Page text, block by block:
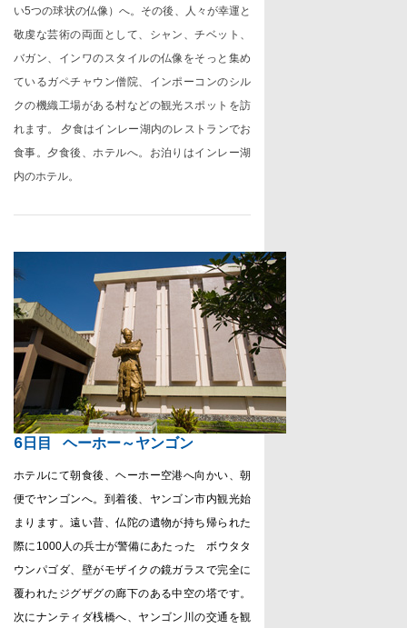
い5つの球状の仏像）へ。その後、人々が幸運と
敬虔な芸術の両面として、シャン、チベット、
バガン、インワのスタイルの仏像をそっと集め
ているガペチャウン僧院、インポーコンのシル
クの機織工場がある村などの観光スポットを訪
れます。 夕食はインレー湖内のレストランでお
食事。夕食後、ホテルへ。お泊りはインレー湖
内のホテル。
6日目 ヘーホー～ヤンゴン
ホテルにて朝食後、ヘーホー空港へ向かい、朝
便でヤンゴンへ。到着後、ヤンゴン市内観光始
まります。遠い昔、仏陀の遺物が持ち帰られた
際に 1000人の兵士が警備にあたった ボウタタ
ウンパゴダ、壁がモザイクの鏡ガラスで完全に
覆われたジグザグの廊下のある中空の塔です。
次にナンティダ桟橋へ、ヤンゴン川の交通を観